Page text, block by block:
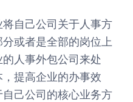
自己公司关于人事方
或者是全部的岗位上
人事外包公司来处
提高企业的办事效
己公司的核心业务方